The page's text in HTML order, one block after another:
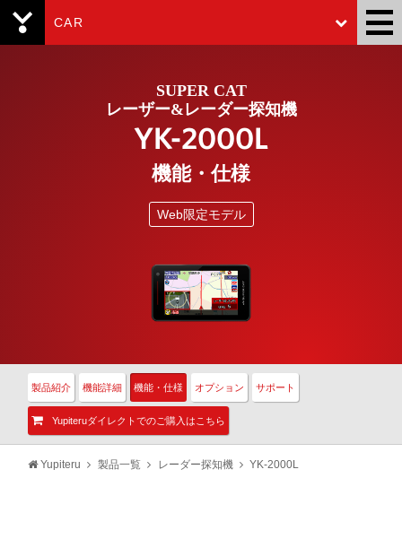
CAR
SUPER CAT
レーザー&レーダー探知機
YK-2000L
機能・仕様
Web限定モデル
製品紹介 機能詳細 機能・仕様 オプション サポート
Yupiteruダイレクトでのご購入はこちら
Yupiteru 製品一覧 レーダー探知機 YK-2000L